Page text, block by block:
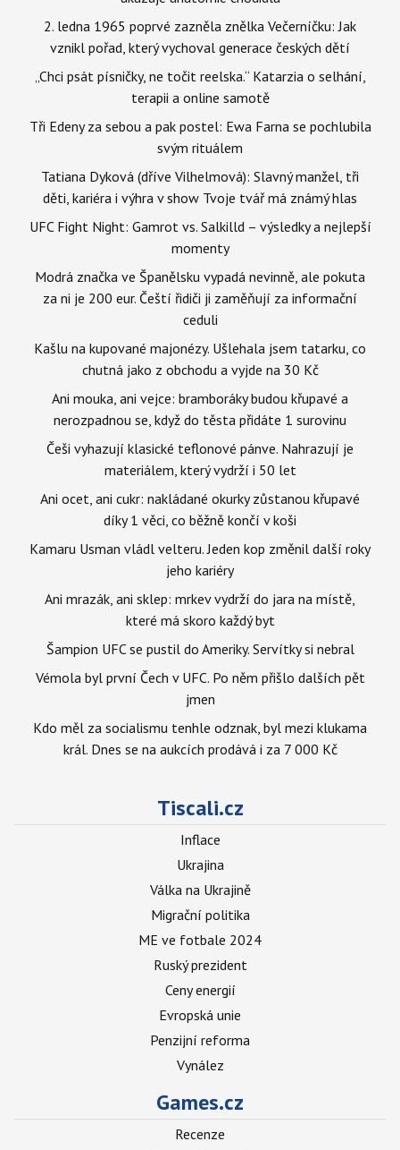
2. ledna 1965 poprvé zazněla znělka Večerníčku: Jak
vznikl pořad, který vychoval generace českých dětí
„Chci psát písničky, ne točit reelska.“ Katarzia o selhání,
terapii a online samotě
Tři Edeny za sebou a pak postel: Ewa Farna se pochlubila
svým rituálem
Tatiana Dyková (dříve Vilhelmová): Slavný manžel, tři
děti, kariéra i výhra v show Tvoje tvář má známý hlas
UFC Fight Night: Gamrot vs. Salkilld – výsledky a nejlepší
momenty
Modrá značka ve Španělsku vypadá nevinně, ale pokuta
za ni je 200 eur. Čeští řidiči ji zaměňují za informační
ceduli
Kašlu na kupované majonézy. Ušlehala jsem tatarku, co
chutná jako z obchodu a vyjde na 30 Kč
Ani mouka, ani vejce: bramboráky budou křupavé a
nerozpadnou se, když do těsta přidáte 1 surovinu
Češi vyhazují klasické teflonové pánve. Nahrazují je
materiálem, který vydrží i 50 let
Ani ocet, ani cukr: nakládané okurky zůstanou křupavé
díky 1 věci, co běžně končí v koši
Kamaru Usman vládl velteru. Jeden kop změnil další roky
jeho kariéry
Ani mrazák, ani sklep: mrkev vydrží do jara na místě,
které má skoro každý byt
Šampion UFC se pustil do Ameriky. Servítky si nebral
Vémola byl první Čech v UFC. Po něm přišlo dalších pět
jmen
Kdo měl za socialismu tenhle odznak, byl mezi klukama
král. Dnes se na aukcích prodává i za 7 000 Kč
Tiscali.cz
Inflace
Ukrajina
Válka na Ukrajině
Migrační politika
ME ve fotbale 2024
Ruský prezident
Ceny energií
Evropská unie
Penzijní reforma
Vynález
Games.cz
Recenze